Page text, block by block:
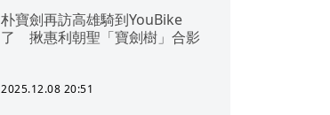
朴寶劍再訪高雄騎到YouBike
了 揪惠利朝聖「寶劍樹」合影
2025.12.08 20:51